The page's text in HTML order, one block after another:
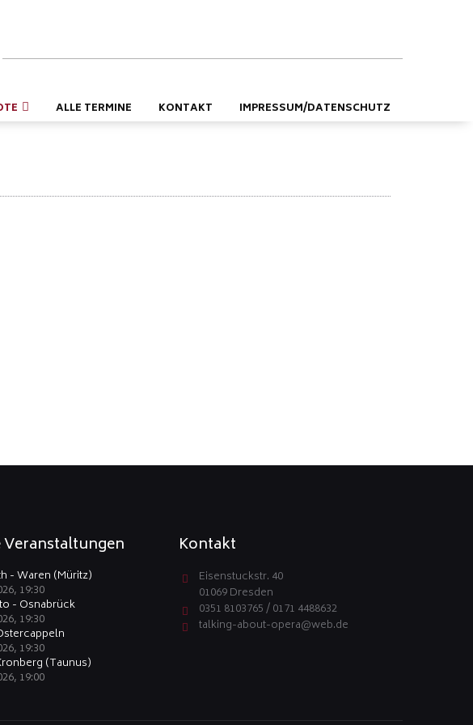
ALLE TERMINE KONTAKT IMPRESSUM/DATENSCHUTZ
Veranstaltungen
- Waren (Müritz)
19:30
- Osnabrück
19:30
19:30
(Taunus)
19:00
Kontakt
Eisenstuckstr. 40
01069 Dresden
0351 8103765 / 0171 4488632
talking-about-opera@web.de